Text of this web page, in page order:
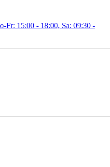
Fr: 15:00 - 18:00, Sa: 09:30 -